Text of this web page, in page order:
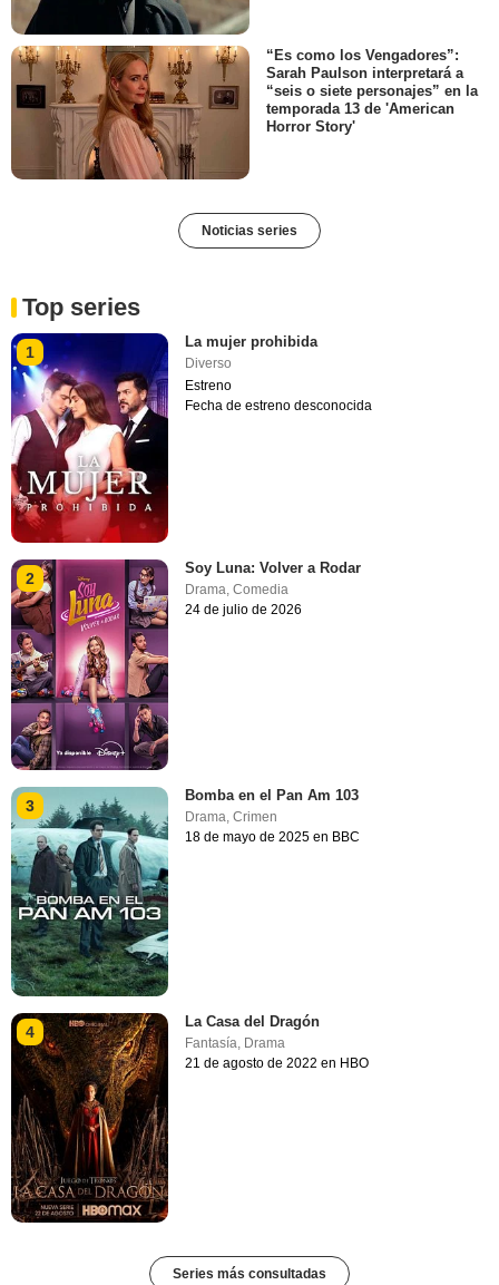
“Es como los Vengadores”:
Sarah Paulson interpretará a
“seis o siete personajes” en la
temporada 13 de 'American
Horror Story'
Noticias series
Top series
1
La mujer prohibida
Diverso
Estreno
Fecha de estreno desconocida
2
Soy Luna: Volver a Rodar
Drama,Comedia
24 de julio de 2026
3
Bomba en el Pan Am 103
Drama ,Crimen
18 de mayo de 2025 en BBC
4
La Casa del Dragón
Fantasía, Drama
21 de agosto de 2022 en HBO
Series más consultadas